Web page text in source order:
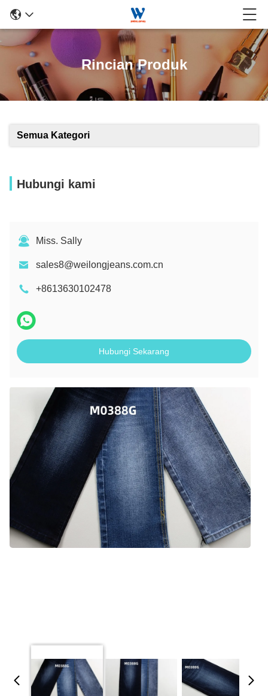
Rincian Produk
Semua Kategori
Hubungi kami
Miss. Sally
sales8@weilongjeans.com.cn
+8613630102478
Hubungi Sekarang